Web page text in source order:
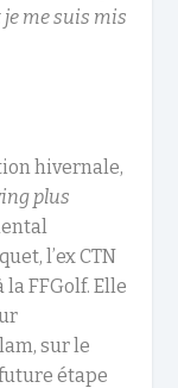
je me suis mis
hivernale,
plus
l’ex CTN
FFGolf. Elle
sur le
étape